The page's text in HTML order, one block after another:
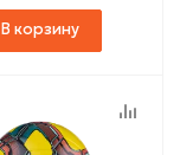
В корзину